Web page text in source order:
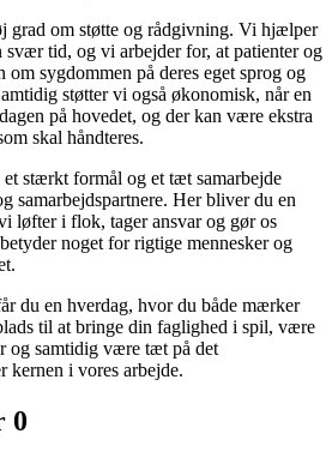
grad om støtte og rådgivning. Vi hjælper
svær tid, og vi arbejder for, at patienter og
sygdommen på deres eget sprog og
støtter vi også økonomisk, når en
på hovedet, og der kan være ekstra
skal håndteres.
et stærkt formål og et tæt samarbejde
samarbejdspartnere. Her bliver du en
løfter i flok, tager ansvar og gør os
noget for rigtige mennesker og
du en hverdag, hvor du både mærker
til at bringe din faglighed i spil, være
og samtidig være tæt på det
kernen i vores arbejde.
0